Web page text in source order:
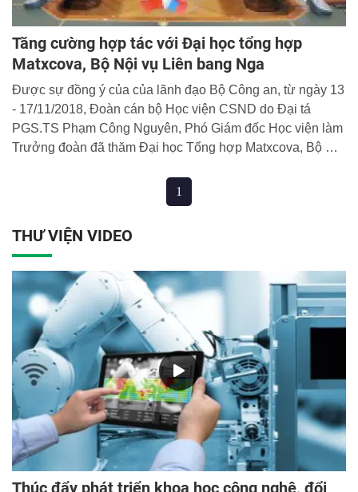
Tăng cường hợp tác với Đại học tổng hợp
Matxcova, Bộ Nội vụ Liên bang Nga
Được sự đồng ý của của lãnh đạo Bộ Công an, từ ngày 13
- 17/11/2018, Đoàn cán bộ Học viện CSND do Đại tá
PGS.TS Phạm Công Nguyên, Phó Giám đốc Học viện làm
Trưởng đoàn đã thăm Đại học Tổng hợp Matxcova, Bộ Nội
“Những vấn đề thực tế trong việc áp dụng luật hành chính”
1
THƯ VIỆN VIDEO
Thúc đẩy phát triển khoa học công nghệ, đổi